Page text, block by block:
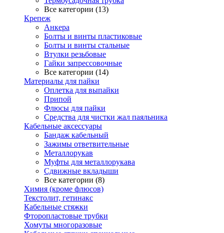
Все категории (13)
Крепеж
Анкера
Болты и винты пластиковые
Болты и винты стальные
Втулки резьбовые
Гайки запрессовочные
Все категории (14)
Материалы для пайки
Оплетка для выпайки
Припой
Флюсы для пайки
Средства для чистки жал паяльника
Кабельные аксессуары
Бандаж кабельный
Зажимы ответвительные
Металлорукав
Муфты для металлорукава
Сдвижные вкладыши
Все категории (8)
Химия (кроме флюсов)
Текстолит, гетинакс
Кабельные стяжки
Фторопластовые трубки
Хомуты многоразовые